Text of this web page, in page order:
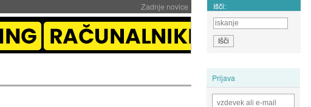
Zadnje novice Išči:
Prijava